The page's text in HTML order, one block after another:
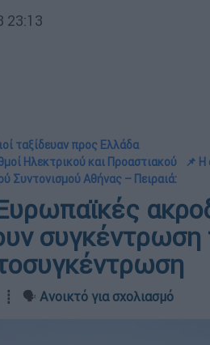
23:13
ταξίδευαν προς Ελλάδα
Ηλεκτρικού και Προαστιακού
📌
Συντονισμού Αθήνας – Πειραιά:
συγκέντρωση
┋ 🗣️ Ανοικτό για σχολιασμό